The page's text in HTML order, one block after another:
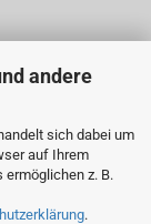
andere
sich dabei um
auf Ihrem
z. B.
.